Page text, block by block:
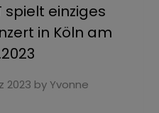
spielt einziges
in Köln am
2023 byYvonne